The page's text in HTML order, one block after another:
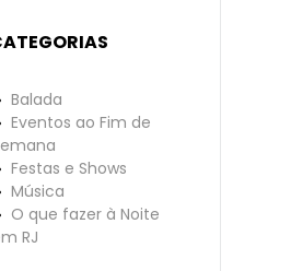
Balada
Eventos ao Fim de
Festas e Shows
Música
O que fazer à Noite
RJ